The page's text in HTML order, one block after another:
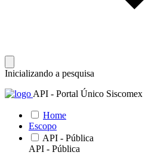
Inicializando a pesquisa
API - Portal Único Siscomex
Home
Escopo
API - Pública
API - Pública